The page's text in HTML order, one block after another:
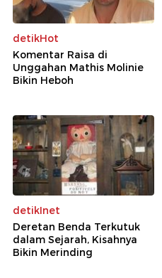
detikHot
Komentar Raisa di
Unggahan Mathis Molinie
Bikin Heboh
detikInet
Deretan Benda Terkutuk
dalam Sejarah, Kisahnya
Bikin Merinding